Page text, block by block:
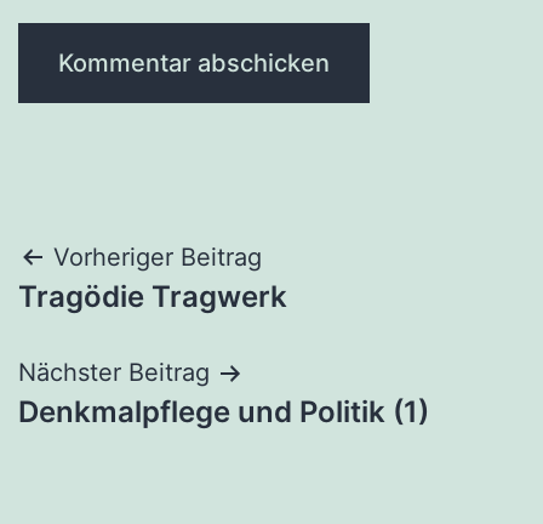
Beitragsnavigation
Vorheriger Beitrag
Tragödie Tragwerk
Nächster Beitrag
Denkmalpflege und Politik (1)